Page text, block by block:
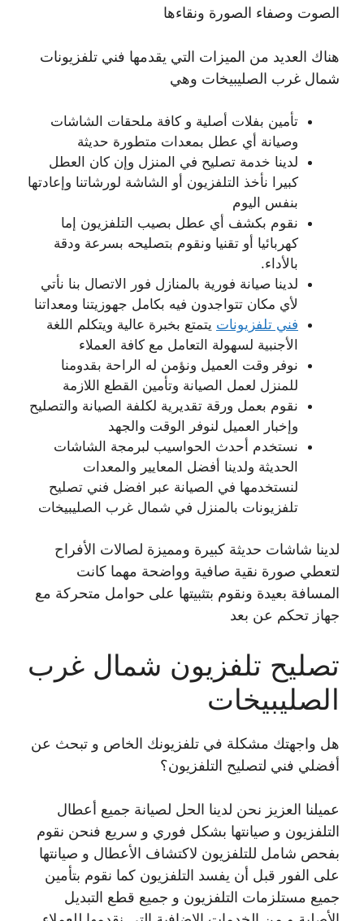
الصوت وصفاء الصورة ونقاءها
هناك العديد من الميزات التي يقدمها فني تلفزيونات
شمال غرب الصليبيخات وهي
تأمين بفلات أصلية و كافة ملحقات الشاشات
وصيانة أي عطل بمعدات متطورة حديثة
لدينا خدمة تصليح في المنزل وإن كان العطل
كبيرا نأخذ التلفزيون أو الشاشة لورشاتنا وإعادتها
بنفس اليوم
نقوم بكشف أي عطل بصيب التلفزيون إما
كهربائيا أو تقنيا ونقوم بتصليحه بسرعة ودقة
بالأداء.
لدينا صيانة فورية بالمنازل فور الاتصال بنا نأتي
لأي مكان تتواجدون فيه بكامل جهوزيتنا ومعداتنا
فني تلفزيونات يتمتع بخبرة عالية ويتكلم اللغة
الأجنبية لسهولة التعامل مع كافة العملاء
نوفر وقت العميل ونؤمن له الراحة بقدومنا
للمنزل لعمل الصيانة وتأمين القطع اللازمة
نقوم بعمل ورقة تقديرية لكلفة الصيانة والتصليح
وإخبار العميل لنوفر الوقت والجهد
نستخدم أحدث الحواسيب لبرمجة الشاشات
الحديثة ولدينا أفضل المعايير والمعدات
لنستخدمها في الصيانة عبر افضل فني تصليح
تلفزيونات بالمنزل في شمال غرب الصليبيخات
لدينا شاشات حديثة كبيرة ومميزة لصالات الأفراح
لتعطي صورة نقية صافية وواضحة مهما كانت
المسافة بعيدة ونقوم بتثبيتها على حوامل متحركة مع
جهاز تحكم عن بعد
تصليح تلفزيون شمال غرب
الصليبيخات
هل واجهتك مشكلة في تلفزيونك الخاص و تبحث عن
أفضلي فني لتصليح التلفزيون؟
عميلنا العزيز نحن لدينا الحل لصيانة جميع أعطال
التلفزيون و صيانتها بشكل فوري و سريع فنحن نقوم
بفحص شامل للتلفزيون لاكتشاف الأعطال و صيانتها
على الفور قبل أن يفسد التلفزيون كما نقوم بتأمين
جميع مستلزمات التلفزيون و جميع قطع التبديل